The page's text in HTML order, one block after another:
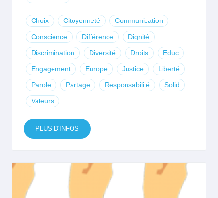
Choix Citoyenneté Communication
Conscience Différence Dignité
Discrimination Diversité Droits Educ
Engagement Europe Justice Liberté
Parole Partage Responsabilité Solid
Valeurs
PLUS D'INFOS